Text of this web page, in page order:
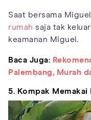
Saat bersama
rumah saja tak
keamanan Miguel.
Baca Juga:
Palembang, Murah
5. Kompak Memakai